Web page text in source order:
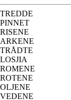
TREDDE
PINNET
RISENE
ARKENE
TRÅDTE
LOSJIA
ROMENE
ROTENE
OLJENE
VEDENE